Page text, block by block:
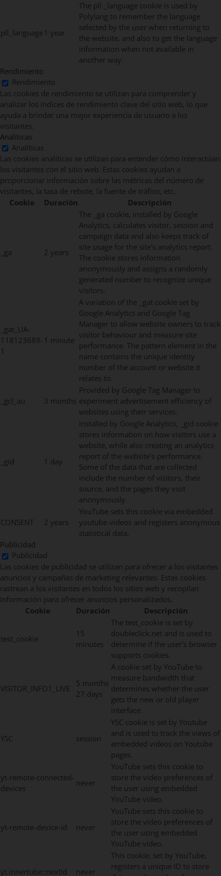
pll_language 1 year
The pll _language cookie is used by
Polylang to remember the language
selected by the user when returning to
the website, and also to get the language
information when not available in
another way.
Rendimiento
Rendimiento
Las cookies de rendimiento se utilizan para comprender y
analizar los índices de rendimiento clave del sitio web, lo que
ayuda a brindar una mejor experiencia de usuario a los
visitantes.
Analíticas
Analíticas
Las cookies analíticas se utilizan para entender cómo interactúan
los visitantes con el sitio web. Estas cookies ayudan a
proporcionar información sobre las métricas del número de
visitantes, la tasa de rebote, la fuente de tráfico, etc.
Cookie
Duración Descripción
_ga 2 years
The _ga cookie, installed by Google
Analytics, calculates visitor, session and
campaign data and also keeps track of
site usage for the site's analytics report.
The cookie stores information
anonymously and assigns a randomly
generated number to recognize unique
visitors.
_gat_UA-
118123689-
1
1 minute
A variation of the _gat cookie set by
Google Analytics and Google Tag
Manager to allow website owners to track
visitor behaviour and measure site
performance. The pattern element in the
name contains the unique identity
number of the account or website it
relates to.
_gcl_au 3 months
Provided by Google Tag Manager to
experiment advertisement efficiency of
websites using their services.
_gid 1 day
Installed by Google Analytics, _gid cookie
stores information on how visitors use a
website, while also creating an analytics
report of the website's performance.
Some of the data that are collected
include the number of visitors, their
source, and the pages they visit
anonymously.
CONSENT 2 years
YouTube sets this cookie via embedded
youtube-videos and registers anonymous
statistical data.
Publicidad
Publicidad
Las cookies de publicidad se utilizan para ofrecer a los visitantes
anuncios y campañas de marketing relevantes. Estas cookies
rastrean a los visitantes en todos los sitios web y recopilan
información para ofrecer anuncios personalizados.
Cookie
Duración Descripción
test_cookie
15
minutes
The test_cookie is set by
doubleclick.net and is used to
determine if the user's browser
supports cookies.
VISITOR_INFO1_LIVE
5 months
27 days
A cookie set by YouTube to
measure bandwidth that
determines whether the user
gets the new or old player
interface.
YSC session
YSC cookie is set by Youtube
and is used to track the views of
embedded videos on Youtube
pages.
yt-remote-connected-
devices
never
YouTube sets this cookie to
store the video preferences of
the user using embedded
YouTube video.
yt-remote-device-id never
YouTube sets this cookie to
store the video preferences of
the user using embedded
YouTube video.
yt.innertube::nextId never
This cookie, set by YouTube,
registers a unique ID to store